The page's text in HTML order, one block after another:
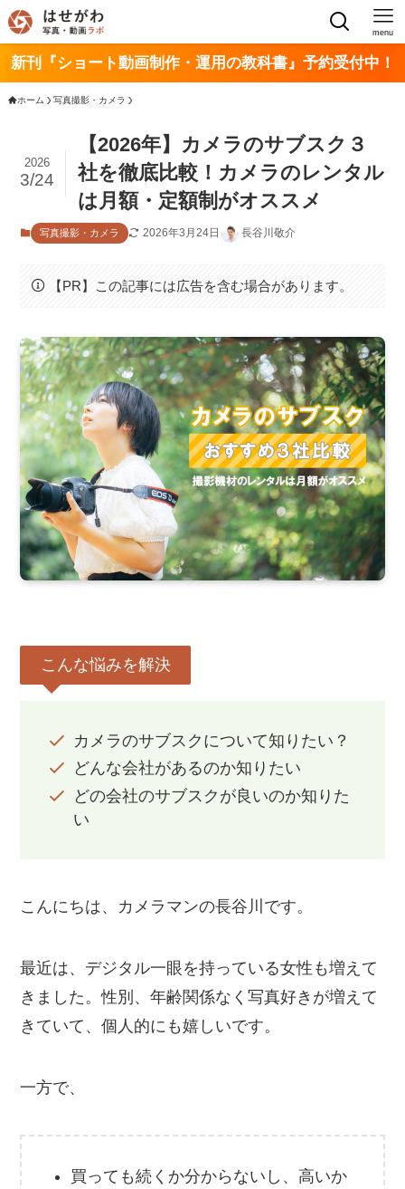
menu
新刊『ショート動画制作・運用の教科書』予約受付中！
ホーム 写真撮影・カメラ
【2026年】カメラのサブスク３
社を徹底比較！カメラのレンタル
は月額・定額制がオススメ
2026
3/24
写真撮影・カメラ 2026年3月24日 長谷川敬介
【PR】この記事には広告を含む場合があります。
こんな悩みを解決
カメラのサブスクについて知りたい？
どんな会社があるのか知りたい
どの会社のサブスクが良いのか知りた
い
こんにちは、カメラマンの長谷川です。
最近は、デジタル一眼を持っている女性も増えて
きました。性別、年齢関係なく写真好きが増えて
きていて、個人的にも嬉しいです。
一方で、
買っても続くか分からないし、高いか